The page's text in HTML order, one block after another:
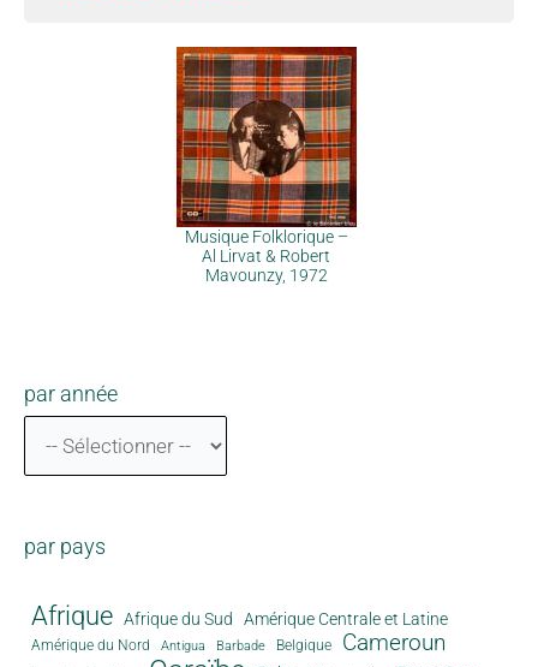
Musique Folklorique –
Al Lirvat & Robert
Mavounzy, 1972
par année
par pays
Afrique Afrique du Sud Amérique Centrale et Latine
Amérique du Nord Antigua Barbade Belgique Cameroun